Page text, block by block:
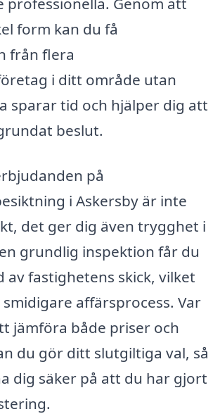
form kan du få
från flera
i ditt område utan
sparar tid och hjälper dig att
beslut.
på
i Askersby är inte
det ger dig även trygghet i
grundlig inspektion får du
av fastighetens skick, vilket
affärsprocess. Var
jämföra både priser och
du gör ditt slutgiltiga val, så
dig säker på att du har gjort